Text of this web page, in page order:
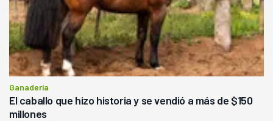
Ganadería
El caballo que hizo historia y se vendió a más de $150
millones